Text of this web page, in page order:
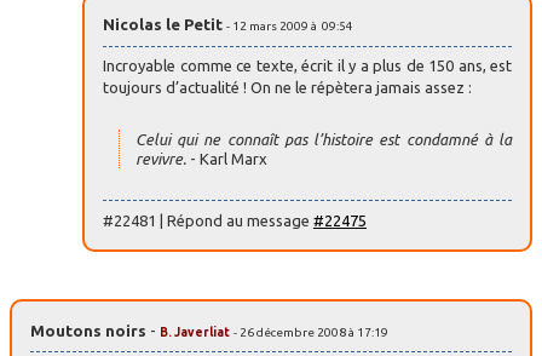
Nicolas le Petit - 12 mars 2009 à 09:54
Incroyable comme ce texte, écrit il y a plus de 150 ans, est
toujours d’actualité ! On ne le répètera jamais assez :
Celui qui ne connaît pas l’histoire est condamné à la
revivre. - Karl Marx
#22481 | Répond au message #22475
Moutons noirs - B. Javerliat - 26 décembre 2008 à 17:19